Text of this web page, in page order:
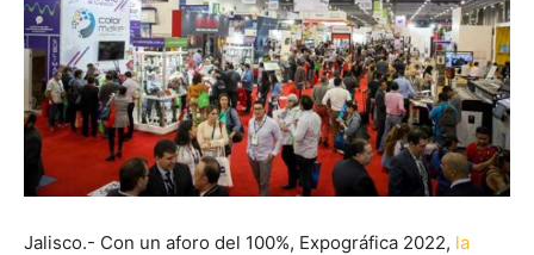
Jalisco.- Con un aforo del 100%, Expográfica 2022, la